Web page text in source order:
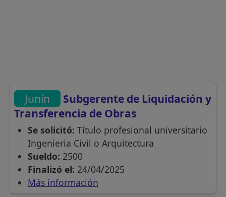
Junín
Subgerente de Liquidación y
Transferencia de Obras
Se solicitó: Título profesional universitario
Ingenieria Civil o Arquitectura
Sueldo: 2500
Finalizó el: 24/04/2025
Más información